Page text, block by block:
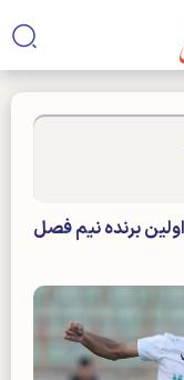
اولین برنده نیم فصل